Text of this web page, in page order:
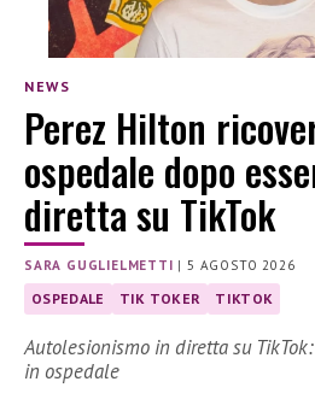
NEWS
Perez Hilton
ospedale dopo
diretta su TikTok
SARA GUGLIELMETTI |5 AGOSTO 2026
OSPEDALE TIK TOKER TIKTOK
Autolesionismo in diretta su
in ospedale